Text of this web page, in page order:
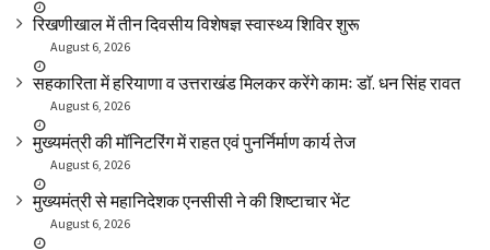
रिखणीखाल में तीन दिवसीय विशेषज्ञ स्वास्थ्य शिविर शुरू
August 6, 2026
सहकारिता में हरियाणा व उत्तराखंड मिलकर करेंगे कामः डाॅ. धन सिंह रावत
August 6, 2026
मुख्यमंत्री की मॉनिटरिंग में राहत एवं पुनर्निर्माण कार्य तेज
August 6, 2026
मुख्यमंत्री से महानिदेशक एनसीसी ने की शिष्टाचार भेंट
August 6, 2026